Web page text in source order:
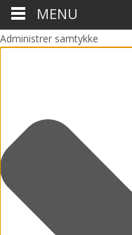
Administrer samtykke
MENU